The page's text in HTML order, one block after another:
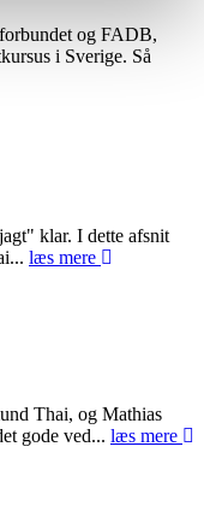
og FADB,
i Sverige. Så
klar. I dette afsnit
læs mere
Thai, og Mathias
gode ved... læs mere